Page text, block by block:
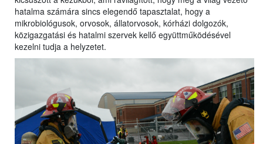
hatalma számára sincs elegendő tapasztalat, hogy a
mikrobiológusok, orvosok, állatorvosok, kórházi dolgozók,
közigazgatási és hatalmi szervek kellő együttműködésével
kezelni tudja a helyzetet.